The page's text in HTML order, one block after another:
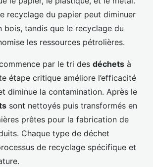
recyclage du papier peut diminuer
bois, tandis que le recyclage du
les ressources pétrolières.
par le tri des déchets à
étape critique améliore l’efficacité
diminue la contamination. Après le
sont nettoyés puis transformés en
prêtes pour la fabrication de
Chaque type de déchet
de recyclage spécifique et